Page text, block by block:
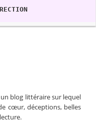
blog littéraire sur lequel
cœur, déceptions, belles